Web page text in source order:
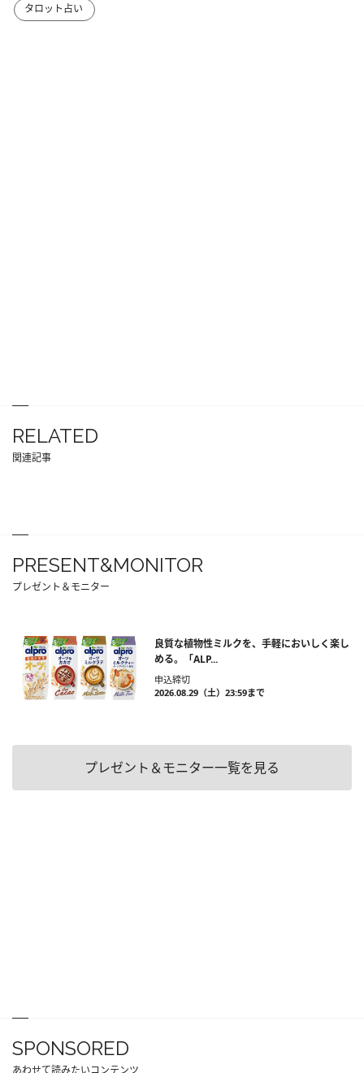
タロット占い
RELATED
関連記事
PRESENT&MONITOR
プレゼント＆モニター
良質な植物性ミルクを、手軽においしく楽し
める。「ALP...
申込締切
2026.08.29（土）23:59まで
プレゼント＆モニター一覧を見る
SPONSORED
あわせて読みたいコンテンツ